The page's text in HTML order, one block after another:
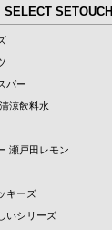
SETOUCHI
バー
涼飲料水
瀬戸田レモン
キーズ
いシリーズ